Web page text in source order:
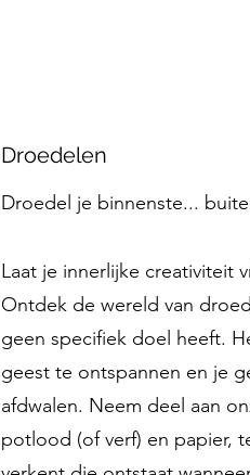
Droedelen
Droedel je binnenste...
Laat je innerlijke creativiteit
Ontdek de wereld van
geen specifiek doel heeft.
geest te ontspannen en je
afdwalen. Neem deel aan
potlood (of verf) en papier,